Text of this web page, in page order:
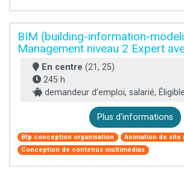
BIM (building-information-
Management niveau 2 Expert
En centre (21, 25)
245 h
demandeur d’emploi, salarié,
Plus d'informations
Btp conception organisation
Animation de site
Conception de contenus multimédias